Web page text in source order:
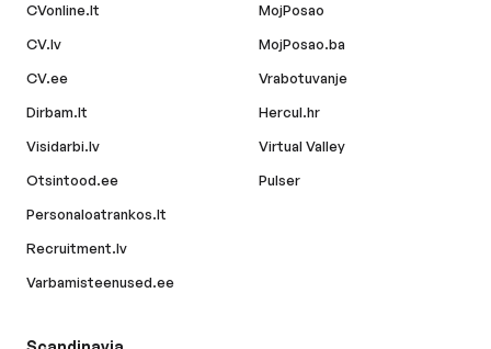
CVonline.lt
CV.lv
CV.ee
Dirbam.lt
Visidarbi.lv
Otsintood.ee
Personaloatrankos.lt
Recruitment.lv
Varbamisteenused.ee
MojPosao
MojPosao.ba
Vrabotuvanje
Hercul.hr
Virtual Valley
Pulser